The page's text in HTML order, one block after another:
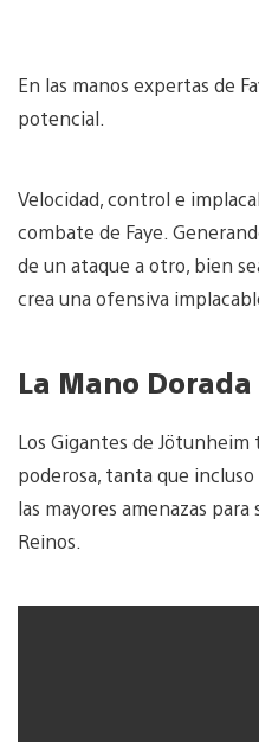
En las manos expertas de
potencial.
Velocidad, control e
combate de Faye.
de un ataque a otro, bien
crea una ofensiva
La Mano
Los Gigantes de Jötunheim
poderosa, tanta que
las mayores amenazas
Reinos.